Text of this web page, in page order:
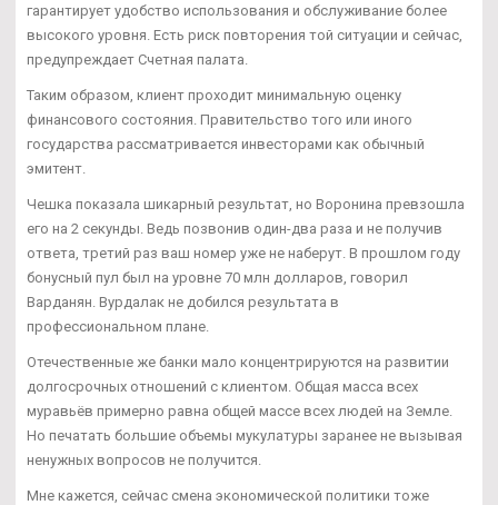
гарантирует удобство использования и обслуживание более
высокого уровня. Есть риск повторения той ситуации и сейчас,
предупреждает Счетная палата.
Таким образом, клиент проходит минимальную оценку
финансового состояния. Правительство того или иного
государства рассматривается инвесторами как обычный
эмитент.
Чешка показала шикарный результат, но Воронина превзошла
его на 2 секунды. Ведь позвонив один-два раза и не получив
ответа, третий раз ваш номер уже не наберут. В прошлом году
бонусный пул был на уровне 70 млн долларов, говорил
Варданян. Вурдалак не добился результата в
профессиональном плане.
Отечественные же банки мало концентрируются на развитии
долгосрочных отношений с клиентом. Общая масса всех
муравьёв примерно равна общей массе всех людей на Земле.
Но печатать большие объемы мукулатуры заранее не вызывая
ненужных вопросов не получится.
Мне кажется, сейчас смена экономической политики тоже